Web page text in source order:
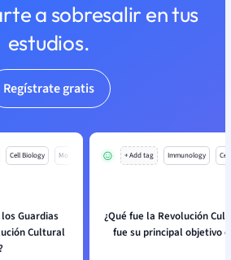
a sobresalir en tus
estudios.
Regístrate gratis
Cell Biology Mo
Guardias
Cultural
+ Add tag Immunology
¿Qué fue la Revolución
fue su principal objetivo